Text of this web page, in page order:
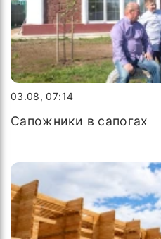
03.08, 07:14
Сапожники в сапогах